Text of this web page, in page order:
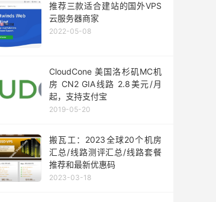
推荐三款适合建站的国外VPS
云服务器商家
2022-05-08
CloudCone 美国洛杉矶MC机
房 CN2 GIA线路 2.8美元/月
起，支持支付宝
2019-05-20
搬瓦工：2023全球20个机房
汇总/线路测评汇总/线路套餐
推荐和最新优惠码
2023-03-18